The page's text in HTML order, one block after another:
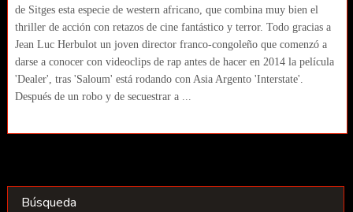
de Sitges esta especie de western africano, que combina muy bien el
thriller de acción con retazos de cine fantástico y terror. Todo gracias a
Jean Luc Herbulot un joven director franco-congoleño que comenzó a
darse a conocer con videoclips de rap antes de hacer en 2014 la película
'Dealer', tras 'Saloum' está rodando con Asia Argento 'Interstate'.
Después de un robo y de secuestrar a ...
Búsqueda